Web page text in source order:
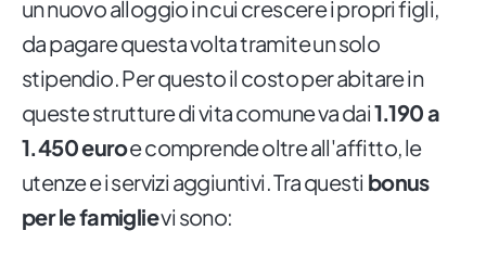
un nuovo alloggio in cui crescere i propri figli,
da pagare questa volta tramite un solo
stipendio. Per questo il costo per abitare in
queste strutture di vita comune va dai1.190 a
1.450 euroe comprende oltre all'affitto, le
utenze e i servizi aggiuntivi. Tra questi bonus
per le famiglievi sono: